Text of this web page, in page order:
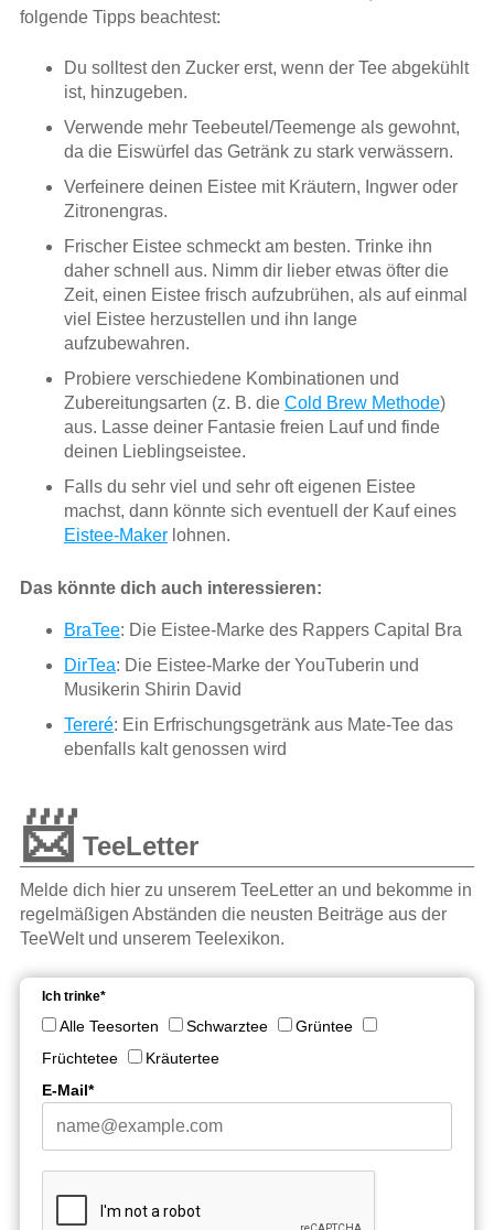
folgende Tipps beachtest:
Du solltest den Zucker erst, wenn der Tee abgekühlt
ist, hinzugeben.
Verwende mehr Teebeutel/Teemenge als gewohnt,
da die Eiswürfel das Getränk zu stark verwässern.
Verfeinere deinen Eistee mit Kräutern, Ingwer oder
Zitronengras.
Frischer Eistee schmeckt am besten. Trinke ihn
daher schnell aus. Nimm dir lieber etwas öfter die
Zeit, einen Eistee frisch aufzubrühen, als auf einmal
viel Eistee herzustellen und ihn lange
aufzubewahren.
Probiere verschiedene Kombinationen und
Zubereitungsarten (z. B. die Cold Brew Methode)
aus. Lasse deiner Fantasie freien Lauf und finde
deinen Lieblingseistee.
Falls du sehr viel und sehr oft eigenen Eistee
machst, dann könnte sich eventuell der Kauf eines
Eistee-Makerlohnen.
Das könnte dich auch interessieren:
BraTee: Die Eistee-Marke des Rappers Capital Bra
DirTea: Die Eistee-Marke der YouTuberin und
Musikerin Shirin David
Tereré: Ein Erfrischungsgetränk aus Mate-Tee das
ebenfalls kalt genossen wird
📨 TeeLetter
Melde dich hier zu unserem TeeLetter an und bekomme in
regelmäßigen Abständen die neusten Beiträge aus der
TeeWelt und unserem Teelexikon.
Ich trinke*
Alle Teesorten Schwarztee
Grüntee
Früchtetee
Kräutertee
E-Mail*